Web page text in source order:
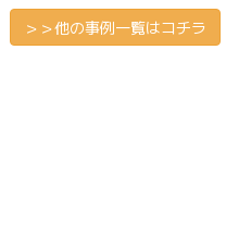
＞＞他の事例一覧はコチラ